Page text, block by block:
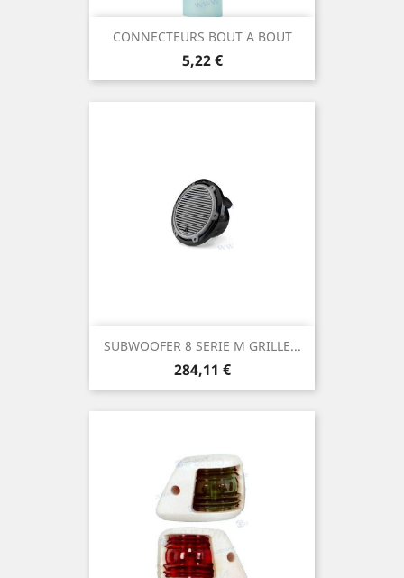
CONNECTEURS BOUT A BOUT
Prix
5,22 €
SUBWOOFER 8 SERIE M GRILLE...
Prix
284,11 €